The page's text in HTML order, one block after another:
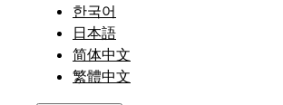
한국어
日本語
简体中文
繁體中文